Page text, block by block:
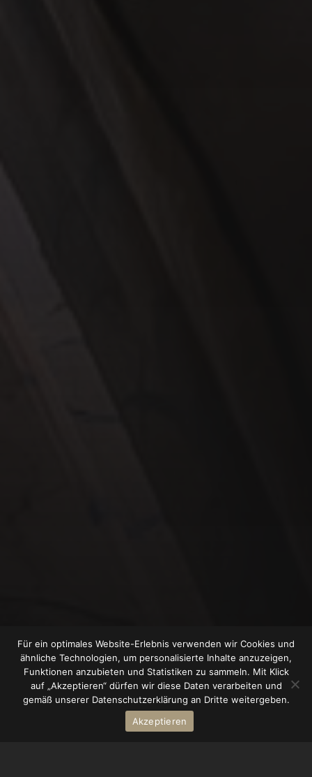
Für ein optimales Website-Erlebnis verwenden wir Cookies und
ähnliche Technologien, um personalisierte Inhalte anzuzeigen,
Funktionen anzubieten und Statistiken zu sammeln. Mit Klick
auf „Akzeptieren“ dürfen wir diese Daten verarbeiten und
gemäß unserer Datenschutzerklärung an Dritte weitergeben.
Akzeptieren